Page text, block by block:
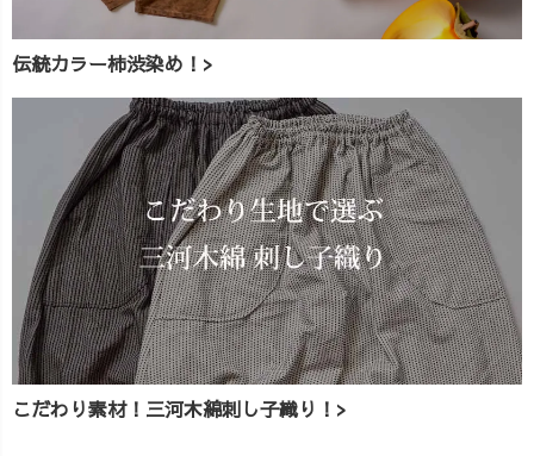
伝統カラー柿渋染め！>
こだわり素材！三河木綿刺し子織り！>